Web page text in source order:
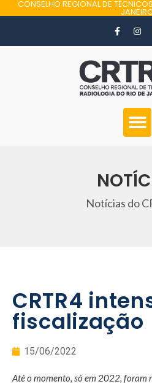
CONSELHO REGIONAL DE
Notícias do
CRTR4
fiscalização
15/06/2022
Até o momento, só em 2022, foram